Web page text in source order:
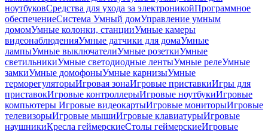
ноутбуковСредства для ухода за электроникойПрограммное
обеспечениеСистема Умный домУправление умным
домомУмные колонки, станцииУмные камеры
видеонаблюденияУмные датчики для домаУмные
лампыУмные выключателиУмные розеткиУмные
светильникиУмные светодиодные лентыУмные релеУмные
замкиУмные домофоныУмные карнизыУмные
терморегуляторыИгровая зонаИгровые приставкиИгры для
приставокИгровые контроллерыИгровые ноутбукиИгровые
компьютеры Игровые видеокартыИгровые мониторыИгровые
телевизорыИгровые мышиИгровые клавиатурыИгровые
наушникиКресла геймерскиеСтолы геймерскиеИгровые